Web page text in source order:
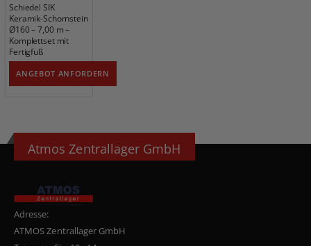
Schiedel SIK
Keramik-Schornstein
Ø160 – 7,00 m –
Komplettset mit
Fertigfuß
ANGEBOT ANFORDERN
Atmos Zentrallager GmbH
Adresse:
ATMOS Zentrallager GmbH